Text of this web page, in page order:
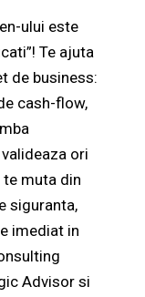
ului este
Te ajuta
de business:
cash-flow,
ori
muta din
siguranta,
imediat in
Advisor si